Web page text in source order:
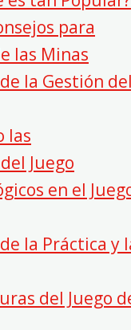
para
las Minas
la Gestión del
las
Juego
en el
la Práctica y
del Juego